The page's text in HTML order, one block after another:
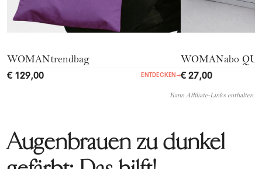
WOMANtrendbag
€ 129,00 ENTDECKEN →
WOMANabo
€ 27,00
Kann Affiliate-Links enthalten.
Augenbrauen zu dunkel